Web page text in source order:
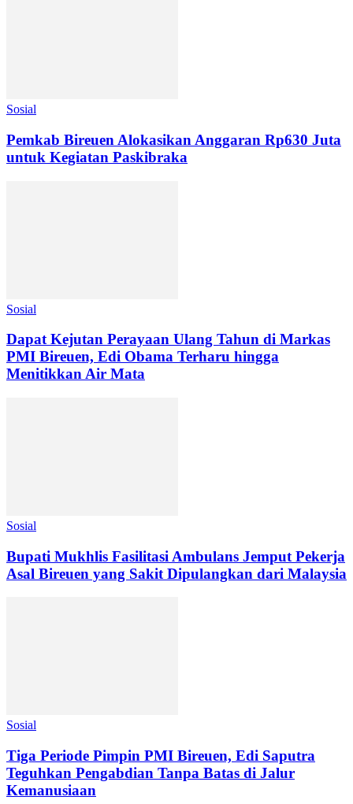
Sosial
Pemkab Bireuen Alokasikan Anggaran Rp630 Juta
untuk Kegiatan Paskibraka
Sosial
Dapat Kejutan Perayaan Ulang Tahun di Markas
PMI Bireuen, Edi Obama Terharu hingga
Menitikkan Air Mata
Sosial
Bupati Mukhlis Fasilitasi Ambulans Jemput Pekerja
Asal Bireuen yang Sakit Dipulangkan dari Malaysia
Sosial
Tiga Periode Pimpin PMI Bireuen, Edi Saputra
Teguhkan Pengabdian Tanpa Batas di Jalur
Kemanusiaan